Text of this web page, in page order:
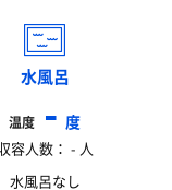
水風呂
温度 -度
容人数： - 人
水風呂なし